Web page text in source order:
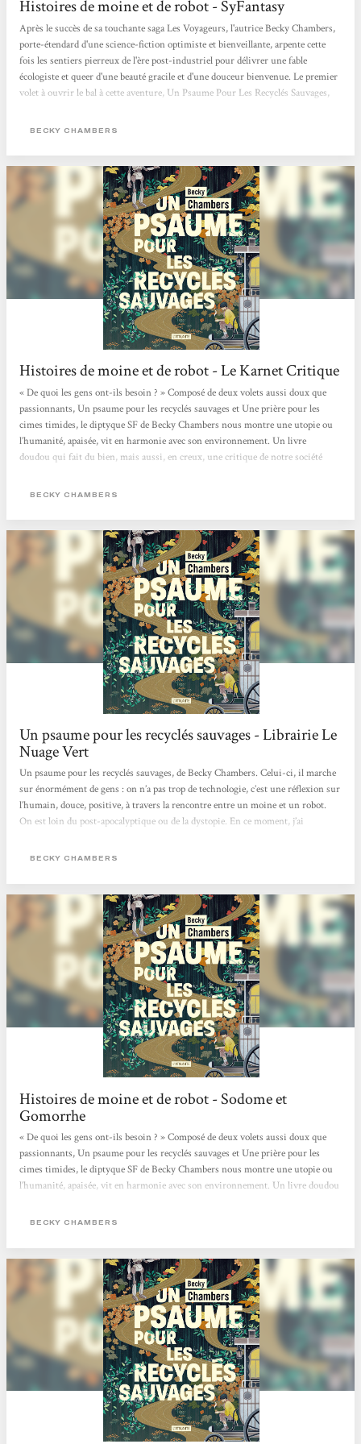
Histoires de moine et de robot - SyFantasy
Après le succès de sa touchante saga Les Voyageurs, l'autrice Becky Chambers,
porte-étendard d'une science-fiction optimiste et bienveillante, arpente cette
fois les sentiers pierreux de l'ère post-industriel pour délivrer une fable
écologiste et queer d'une beauté gracile et d'une douceur bienvenue. Le premier
volet à ouvrir le bal à cette aventure, Un Psaume Pour Les Recyclés Sauvages,
n'a jamais été aussi bien représenté que sous la plume de Chambers. L'altérité
BECKY CHAMBERS
Histoires de moine et de robot - Le Karnet Critique
« De quoi les gens ont-ils besoin ? » Composé de deux volets aussi doux que
passionnants, Un psaume pour les recyclés sauvages et Une prière pour les
cimes timides, le diptyque SF de Becky Chambers nous montre une utopie ou
l’humanité, apaisée, vit en harmonie avec son environnement. Un livre
doudou qui fait du bien, mais aussi, en creux, une critique de notre société
interactions. > Écouter la chronique <
BECKY CHAMBERS
Un psaume pour les recyclés sauvages - Librairie Le
Nuage Vert
Un psaume pour les recyclés sauvages, de Becky Chambers. Celui-ci, il marche
sur énormément de gens : on n’a pas trop de technologie, c’est une réflexion sur
l’humain, douce, positive, à travers la rencontre entre un moine et un robot.
On est loin du post-apocalyptique ou de la dystopie. En ce moment, j’ai
que les gens ont besoin de ça. [...]
BECKY CHAMBERS
Histoires de moine et de robot - Sodome et
Gomorrhe
« De quoi les gens ont-ils besoin ? » Composé de deux volets aussi doux que
passionnants, Un psaume pour les recyclés sauvages et Une prière pour les
cimes timides, le diptyque SF de Becky Chambers nous montre une utopie ou
l’humanité, apaisée, vit en harmonie avec son environnement. Un livre doudou
où concurrence et compétition guident bon nombre de nos interactions.
entre eux et avec leur environnement. Dans ce monde apaisé,...
BECKY CHAMBERS